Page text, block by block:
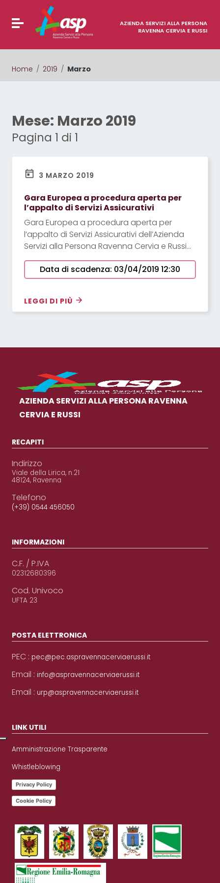
Vai ai contenuti
Vai al menu di navigazione
Vai al footer
Attiva / disattiva la navigazioneAZIENDA SERVIZI ALLA PERSONA
RAVENNA CERVIA E RUSSI
Home / 2019 / Marzo
Mese: Marzo 2019
Pagina 1 di 1
3 MARZO 2019
Gara Europea a procedura aperta per
l’appalto di Servizi Assicurativi
Gara Europea a procedura aperta per
l’appalto di Servizi Assicurativi dell’Azienda
Servizi alla Persona Ravenna Cervia e Russi
con decorrenza ore 24:00 del 30/06/2019 e
scadenza ore 24:00 del 30/06/2022.Data di scadenza: 03/04/2019 12:30
LEGGI DI PIÙ
AZIENDA SERVIZI ALLA PERSONA RAVENNA
CERVIA E RUSSI
RECAPITI
Indirizzo
Viale della Lirica, n.21
48124, Ravenna
Telefono
(+39) 0544 456050
INFORMAZIONI
C.F. / P.IVA
02312680396
Cod. Univoco
UFTA 23
POSTA ELETTRONICA
PEC : pec@pec.aspravennacerviaerussi.it
Email : info@aspravennacerviaerussi.it
Email : urp@aspravennacerviaerussi.it
LINK UTILI
Amministrazione Trasparente
Whistleblowing
Privacy Policy
Cookie Policy